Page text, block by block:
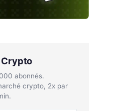
abonnés.
crypto, 2x par